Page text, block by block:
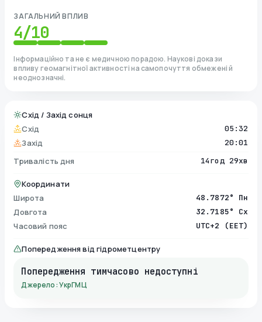
ЗАГАЛЬНИЙ ВПЛИВ
4/10
Інформаційно та не є медичною порадою. Наукові докази
впливу геомагнітної активності на самопочуття обмежені й
неоднозначні.
Схід / Захід сонця
Схід
05:32
Захід 20:01
Тривалість дня 14год 29хв
Координати
Широта
48.7872° Пн
Довгота 32.7185° Сх
Часовий пояс UTC+2 (EET)
Попередження від гідрометцентру
Попередження тимчасово недоступні
Джерело: УкрГМЦ